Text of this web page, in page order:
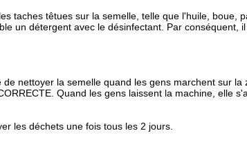
taches têtues sur la semelle, telle que l'huile,
un détergent avec le désinfectant. Par
nettoyer la semelle quand les gens marchent sur
Quand les gens laissent la machine, elle
les déchets une fois tous les 2 jours.